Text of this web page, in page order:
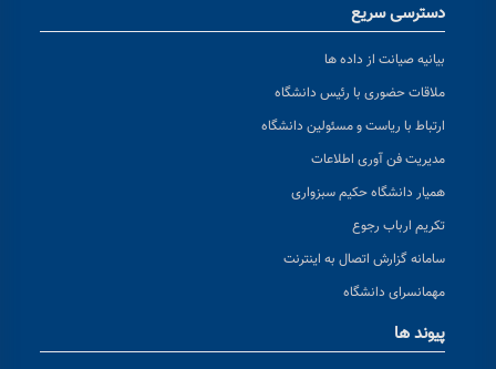
دسترسی سریع
بیانیه صیانت از داده ها
ملاقات حضوری با رئیس دانشگاه
ارتباط با ریاست و مسئولین دانشگاه
مدیریت فن آوری اطلاعات
همیار دانشگاه حکیم سبزواری
تکریم ارباب رجوع
سامانه گزارش اتصال به اینترنت
مهمانسرای دانشگاه
پیوند ها